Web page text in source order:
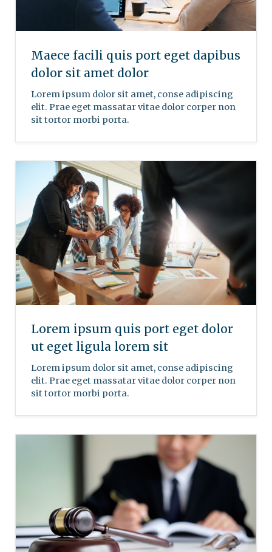
Maece facili quis port eget dapibus
dolor sit amet dolor
Lorem ipsum dolor sit amet, conse adipiscing
elit. Prae eget massatar vitae dolor corper non
sit tortor morbi porta.
Lorem ipsum quis port eget dolor
ut eget ligula lorem sit
Lorem ipsum dolor sit amet, conse adipiscing
elit. Prae eget massatar vitae dolor corper non
sit tortor morbi porta.